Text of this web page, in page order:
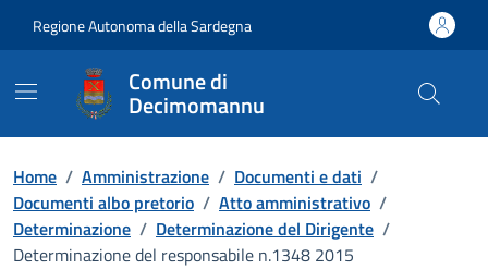
Regione Autonoma della Sardegna
Comune di
Decimomannu
Home / Amministrazione / Documenti e dati /
Documenti albo pretorio / Atto amministrativo /
Determinazione / Determinazione del Dirigente /
Determinazione del responsabile n.1348 2015